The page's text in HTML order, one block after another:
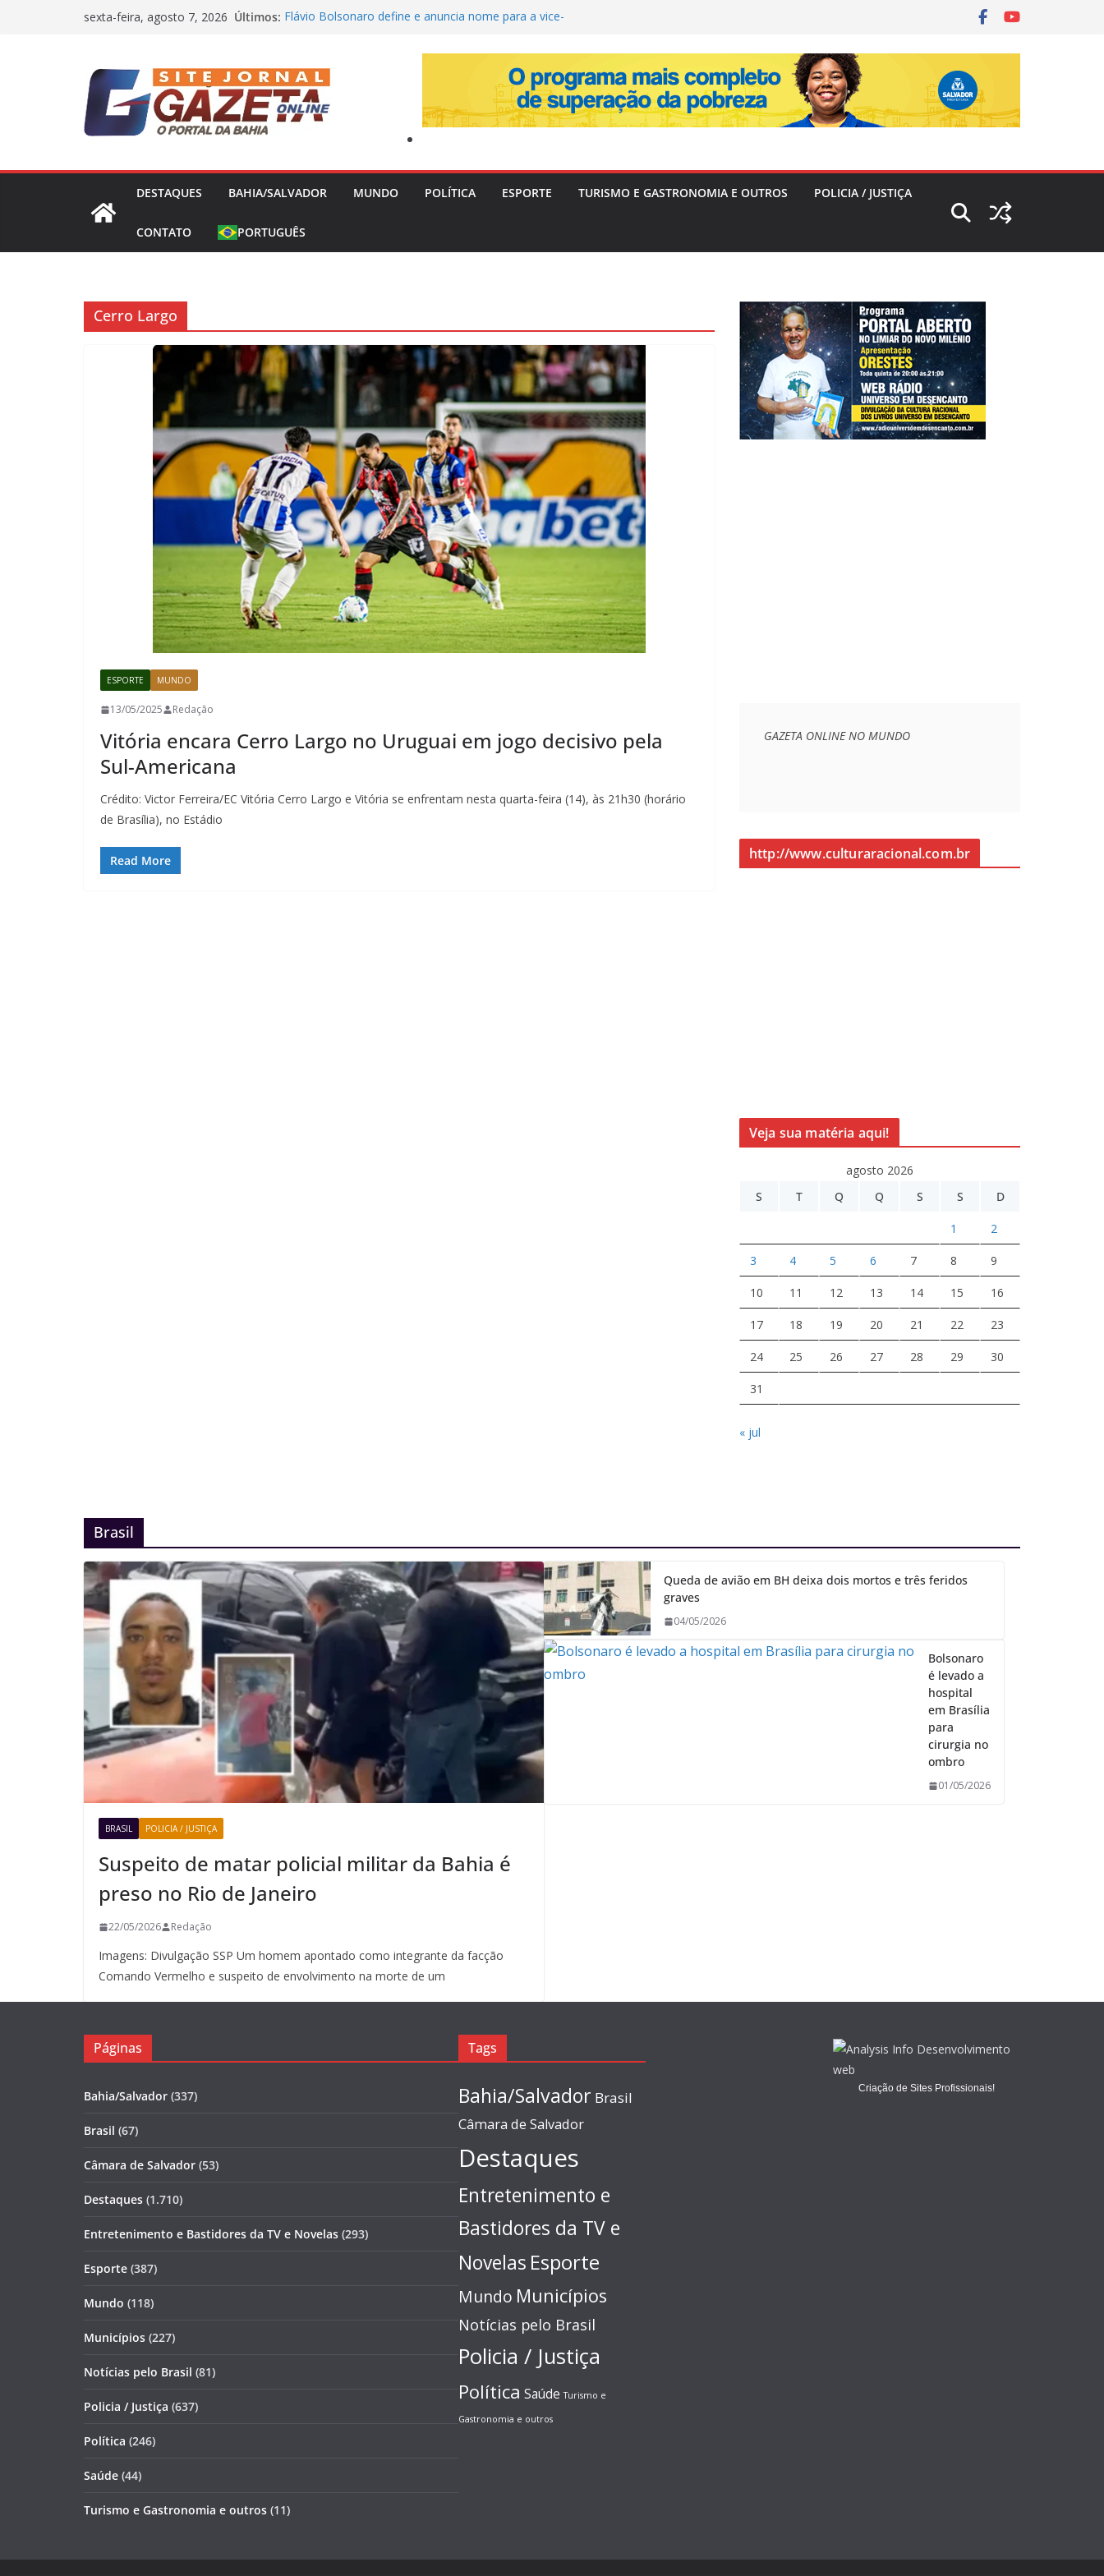
sexta-feira, agosto 7, 2026 Últimos: Flávio Bolsonaro define e anuncia nome para a vice-
Concessões de Táxi na Bahia com Prejuízo Tributário
Capitão da Seleção de Uganda e do SC Villa, David Owori É
Morto a Pedradas Durante Assalto em Kampala
Polícia Civil Destrói Plantação com 20 Mil Pés de Maconha e
Causa Prejuízo de R$ 4 Milhões na Bahia
DESTAQUES
BAHIA/SALVADOR MUNDO POLÍTICA ESPORTE TURISMO E GASTRONOMIA E OUTROS POLICIA / JUSTIÇA
CONTATO PORTUGUÊS
Cerro Largo
ESPORTE MUNDO
13/05/2025 Redação
Vitória encara Cerro Largo no Uruguai em jogo decisivo pela
Sul-Americana
Crédito: Victor Ferreira/EC Vitória Cerro Largo e Vitória se enfrentam nesta quarta-feira (14), às 21h30 (horário
de Brasília), no Estádio
Read More
GAZETA ONLINE NO MUNDO
http://www.culturaracional.com.br
Veja sua matéria aqui!
agosto 2026
S
T Q Q S S D
1 2
3 4 5 6 7 8 9
10 11 12 13 14 15 16
17 18 19 20 21 22 23
24 25 26 27 28 29 30
31
« jul
Brasil
BRASIL POLICIA / JUSTIÇA
Suspeito de matar policial militar da Bahia é
preso no Rio de Janeiro
22/05/2026 Redação
Imagens: Divulgação SSP Um homem apontado como integrante da facção
Comando Vermelho e suspeito de envolvimento na morte de um
Queda de avião em BH deixa dois mortos e três feridos
graves
04/05/2026
Bolsonaro
é levado a
hospital
em Brasília
para
cirurgia no
ombro
01/05/2026
Páginas
Bahia/Salvador (337)
Brasil (67)
Câmara de Salvador (53)
Destaques (1.710)
Entretenimento e Bastidores da TV e Novelas (293)
Esporte (387)
Mundo (118)
Municípios (227)
Notícias pelo Brasil (81)
Policia / Justiça (637)
Política (246)
Saúde (44)
Turismo e Gastronomia e outros (11)
Tags
Bahia/Salvador Brasil
Câmara de Salvador
Destaques
Entretenimento e
Bastidores da TV e
Novelas Esporte
Mundo Municípios
Notícias pelo Brasil
Policia / Justiça
Política Saúde Turismo e
Gastronomia e outros
Criação de Sites Profissionais!